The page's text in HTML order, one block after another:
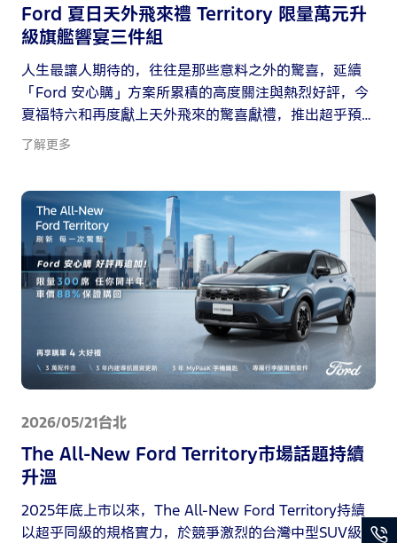
Ford 夏日天外飛來禮 Territory 限量萬元升
級旗艦響宴三件組
人生最讓人期待的，往往是那些意料之外的驚喜，延續
「Ford 安心購」方案所累積的高度關注與熱烈好評，今
夏福特六和再度獻上天外飛來的驚喜獻禮，推出超乎預
期的限時入主禮遇！自 2026 年 6 月 1 日至 6 月 30 日
國雙人來回機票〔註一〕，完成社群任務還有機會抽中
雄獅旅遊金〔註二〕。
了解更多
2026/05/21台北
The All-New Ford Territory市場話題持續
升溫
2025年底上市以來，The All-New Ford Territory持續
以超乎同級的規格實力，於競爭激烈的台灣中型SUV級